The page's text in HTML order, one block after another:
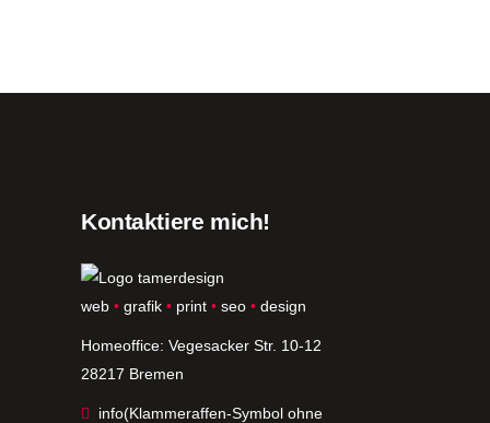
Kontaktiere mich!
web • grafik • print • seo • design
Homeoffice: Vegesacker Str. 10-12
28217 Bremen
info(Klammeraffen-Symbol ohne